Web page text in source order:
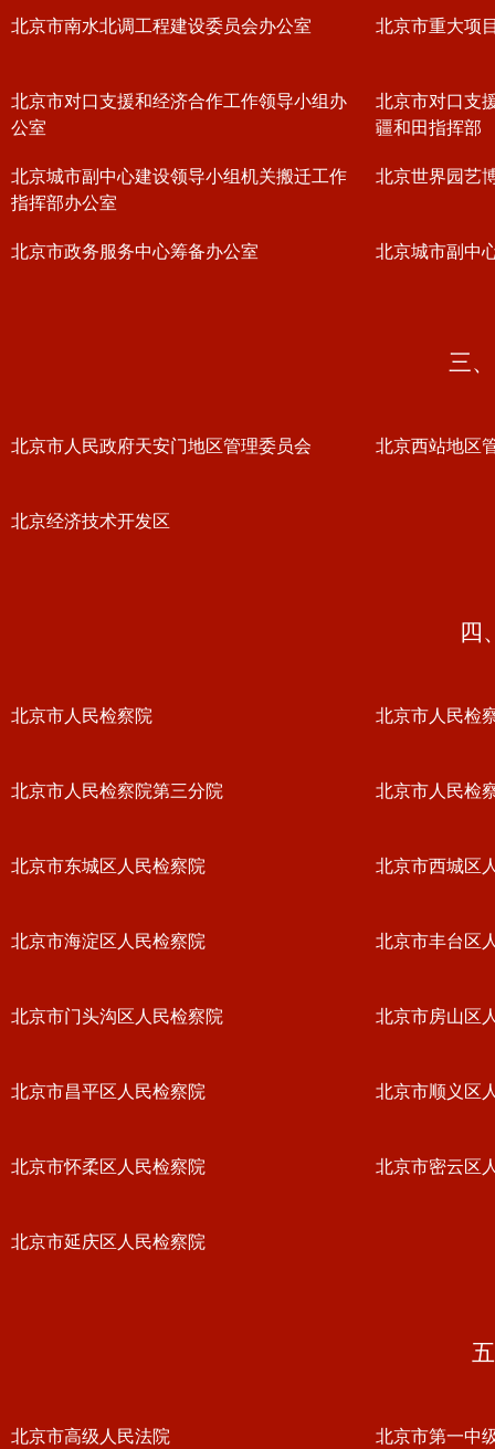
北京市南水北调工程建设委员会办公室 北京市重大项
北京市对口支援和经济合作工作领导小组办
公室
北京市对口支
疆和田指挥部
北京城市副中心建设领导小组机关搬迁工作
指挥部办公室
北京世界园艺
北京市政务服务中心筹备办公室 北京城市副中
三
北京市人民政府天安门地区管理委员会 北京西站地区
北京经济技术开发区
四
北京市人民检察院 北京市人民检
北京市人民检察院第三分院 北京市人民检
北京市东城区人民检察院 北京市西城区
北京市海淀区人民检察院 北京市丰台区
北京市门头沟区人民检察院 北京市房山区
北京市昌平区人民检察院 北京市顺义区
北京市怀柔区人民检察院 北京市密云区
北京市延庆区人民检察院
北京市高级人民法院 北京市第一中